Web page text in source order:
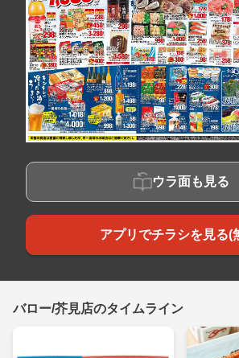
ウラ面も見る
アプリでチラシを見る(
バロー/芥見店のタイムライン